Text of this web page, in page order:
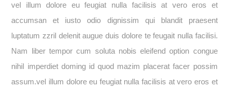
vel illum dolore eu feugiat nulla facilisis at vero eros et
accumsan et iusto odio dignissim qui blandit praesent
luptatum zzril delenit augue duis dolore te feugait nulla facilisi.
Nam liber tempor cum soluta nobis eleifend option congue
nihil imperdiet doming id quod mazim placerat facer possim
assum.vel illum dolore eu feugiat nulla facilisis at vero eros et